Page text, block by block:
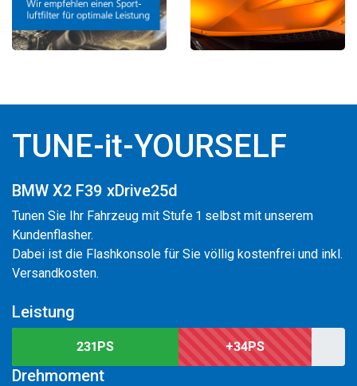
TUNE-it-YOURSELF
BMW X2 F39 xDrive25d
Tunen Sie Ihr Fahrzeug mit Stufe 1 selbst mit unserem
Kundenflasher.
Dabei ist die Flashkonsole für Sie völlig kostenfrei und inkl.
Versandkosten.
Leistung
231PS +34PS
Drehmoment